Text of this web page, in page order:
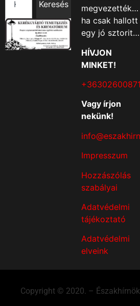
Keresés
megvezették…
ha csak hallott
egy jó sztorit…
HÍVJON
MINKET!
+36302600871
Vagy írjon
nekünk!
Impresszum
Hozzászólás
szabályai
Adatvédelmi
tájékoztató
Adatvédelmi
elveink
Copyright © 2020. –